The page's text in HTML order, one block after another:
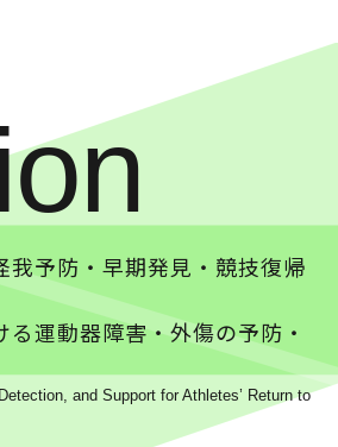
我予防・早期発見・競技復帰
運動器障害・外傷の予防・
and Support for Athletes’ Return to